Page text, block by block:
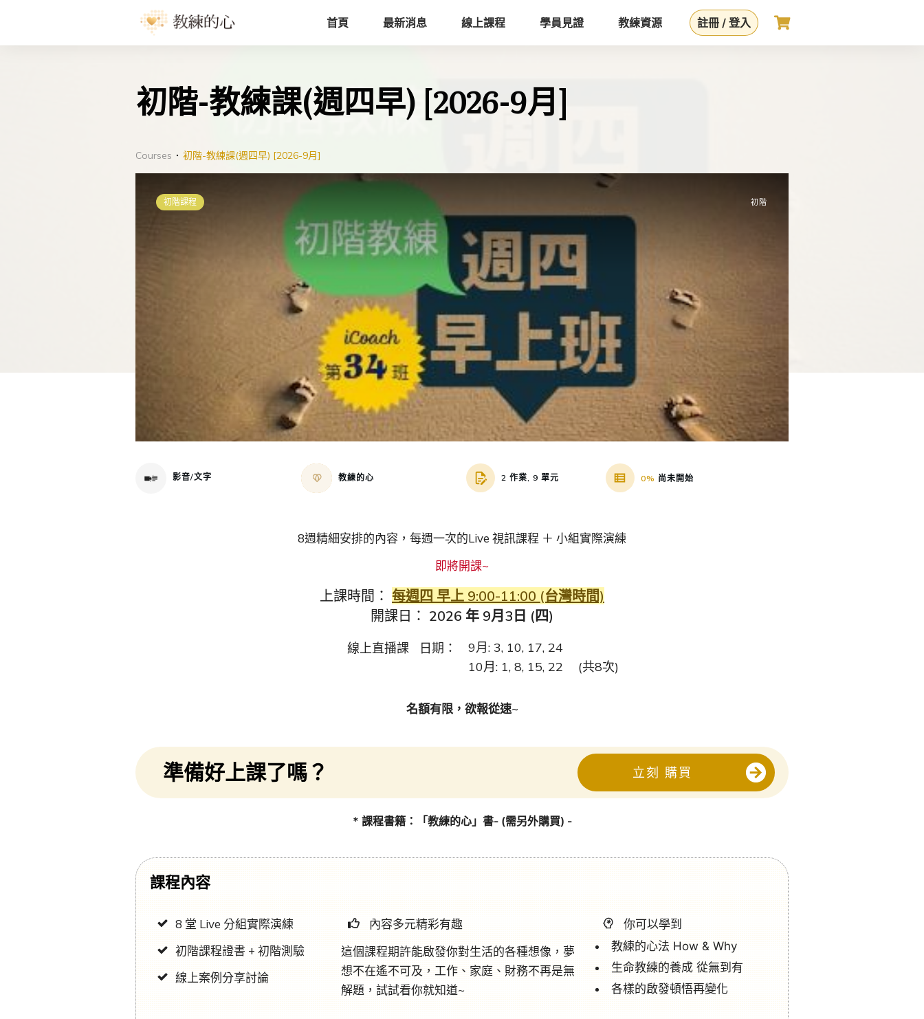
首頁 最新消息 線上課程 學員見證 教練資源 註冊 / 登入
初階-教練課(週四早) [2026-9月]
Courses 初階-教練課(週四早) [2026-9月]
初階課程 初階
影音/文字 教練的心 2 作業, 9 單元 0% 尚未開始
8週精細安排的內容，每週一次的Live 視訊課程 ＋ 小組實際演練
即將開課~
上課時間： 每週四 早上 9:00-11:00 (台灣時間)
開課日： 2026 年 9月3日 (四)
線上直播課 日期：
9月: 3, 10, 17, 24
10月: 1, 8, 15, 22
(共8次)
名額有限，欲報從速~
準備好上課了嗎？ 立刻 購買
* 課程書籍：「教練的心」書- (需另外購買) -
課程內容
8 堂 Live 分組實際演練
初階課程證書 + 初階測驗
線上案例分享討論
內容多元精彩有趣
這個課程期許能啟發你對生活的各種想像，夢
想不在遙不可及，工作、家庭、財務不再是無
解題，試試看你就知道~
你可以學到
教練的心法 How & Why
生命教練的養成 從無到有
各樣的啟發頓悟再變化